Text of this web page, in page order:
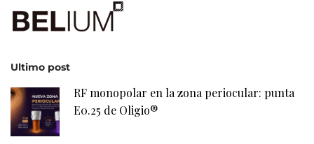
Ultimo post
RF monopolar en la zona periocular: punta
E0.25 de Oligio®